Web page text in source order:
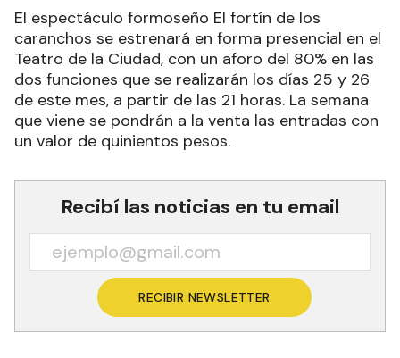
El espectáculo formoseño El fortín de los
caranchos se estrenará en forma presencial en el
Teatro de la Ciudad, con un aforo del 80% en las
dos funciones que se realizarán los días 25 y 26
de este mes, a partir de las 21 horas. La semana
que viene se pondrán a la venta las entradas con
un valor de quinientos pesos.
Recibí las noticias en tu email
RECIBIR NEWSLETTER